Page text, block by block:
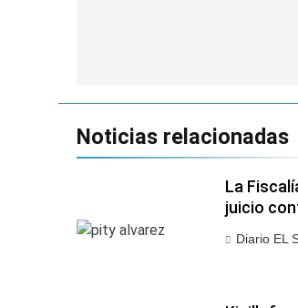
Noticias relacionadas
La
juicio
Diario EL